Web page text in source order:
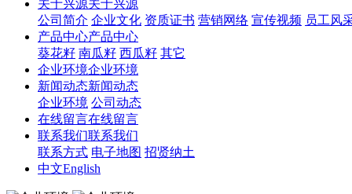
关于兴源关于兴源
公司简介 企业文化 资质证书 营销网络 宣传视频 员工风
产品中心产品中心
葵花籽 南瓜籽 西瓜籽 其它
企业环境企业环境
新闻动态新闻动态
企业环境 公司动态
在线留言在线留言
联系我们联系我们
联系方式 电子地图 招贤纳土
中文English